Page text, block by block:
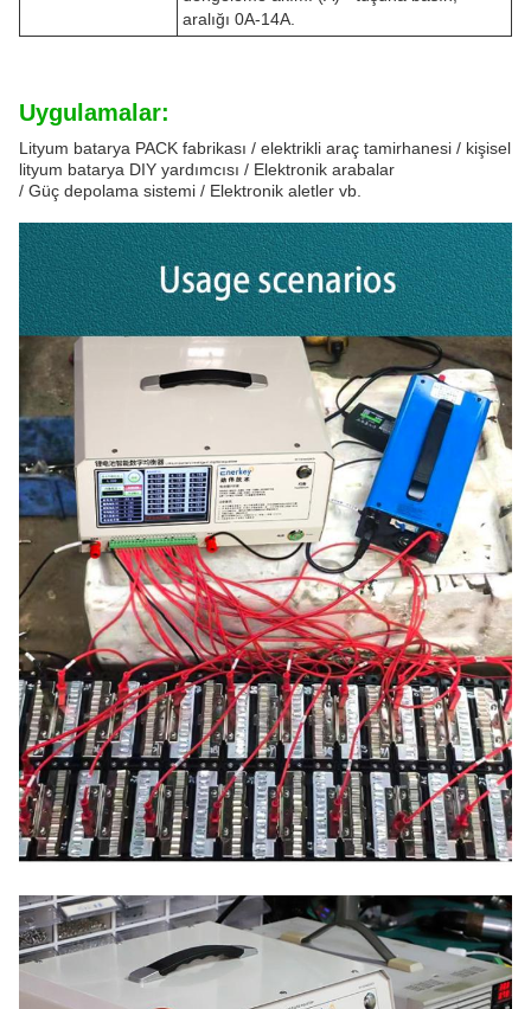
aralığı 0A-14A.
Uygulamalar:
Lityum batarya PACK fabrikası / elektrikli araç tamirhanesi / kişisel
lityum batarya DIY yardımcısı / Elektronik arabalar
/ Güç depolama sistemi / Elektronik aletler vb.